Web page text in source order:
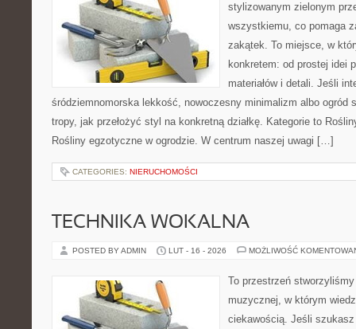
stylizowanym zielonym
wszystkiemu, co pomaga
zakątek. To miejsce, w
konkretem: od prostej idei
materiałów i detali. Jeśli
śródziemnomorska lekkość, nowoczesny minimalizm albo ogród
tropy, jak przełożyć styl na konkretną działkę. Kategorie to
Rośliny egzotyczne w ogrodzie. W centrum naszej uwagi […]
CATEGORIES: NIERUCHOMOŚCI
TECHNIKA WOKALNA
POSTED BY ADMIN LUT - 16 - 2026 MOŻLIWOŚĆ
To przestrzeń
muzycznej, w którym
ciekawością. Jeśli